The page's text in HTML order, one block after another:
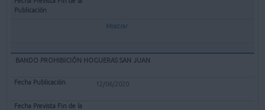
Mostrar
BANDO PROHIBICIÓN HOGUERAS SAN JUAN
12/06/2020